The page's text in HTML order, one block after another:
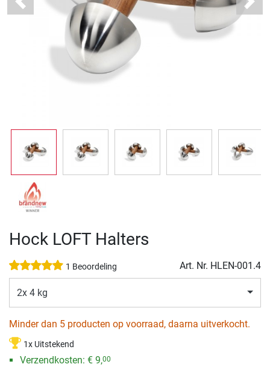
Previous Next
Hock LOFT Halters
1 Beoordeling Art. Nr. HLEN-001.4
2x 4 kg
Minder dan 5 producten op voorraad, daarna uitverkocht.
1x Uitstekend
Verzendkosten: € 9,00